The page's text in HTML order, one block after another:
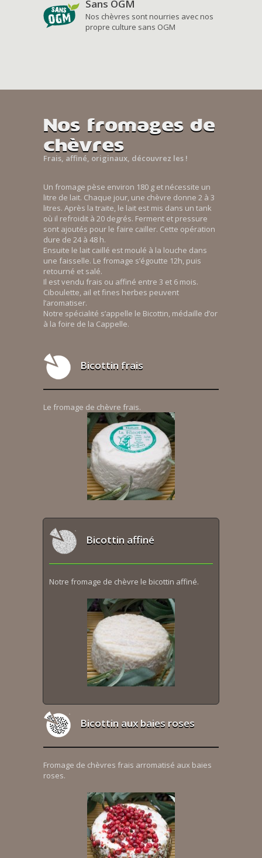
Sans OGM
Nos chèvres sont nourries avec nos
propre culture sans OGM
Nos fromages de
chèvres
Frais, affiné, originaux, découvrez les !
Un fromage pèse environ 180 g et nécessite un
litre de lait. Chaque jour, une chèvre donne 2 à 3
litres. Après la traite, le lait est mis dans un tank
où il refroidit à 20 degrés. Ferment et pressure
sont ajoutés pour le faire cailler. Cette opération
dure de 24 à 48 h.
Ensuite le lait caillé est moulé à la louche dans
une faisselle. Le fromage s’égoutte 12h, puis
retourné et salé.
Il est vendu frais ou affiné entre 3 et 6 mois.
Ciboulette, ail et fines herbes peuvent
l’aromatiser.
Notre spécialité s’appelle le Bicottin, médaille d’or
à la foire de la Cappelle.
Bicottin frais
Le fromage de chèvre frais.
Bicottin affiné
Notre fromage de chèvre le bicottin affiné.
Bicottin aux baies roses
Fromage de chèvres frais arromatisé aux baies
roses.